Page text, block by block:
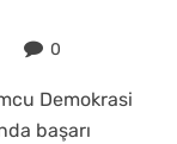
0
Demokrasi
başarı